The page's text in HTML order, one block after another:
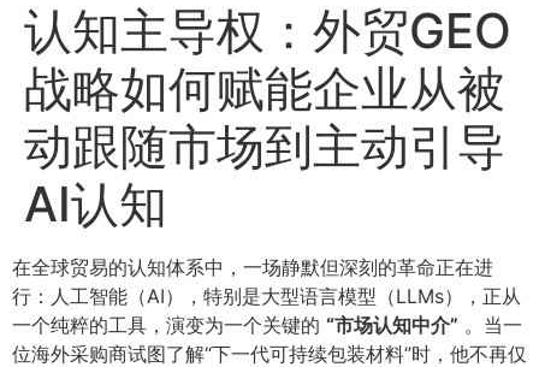
认知主导权：外贸GEO
战略如何赋能企业从被
动跟随市场到主动引导
AI认知
在全球贸易的认知体系中，一场静默但深刻的革命正在进
行：人工智能（AI），特别是大型语言模型（LLMs），正从
一个纯粹的工具，演变为一个关键的 ​“市场认知中介”​ 。当一
位海外采购商试图了解“下一代可持续包装材料”时，他不再仅